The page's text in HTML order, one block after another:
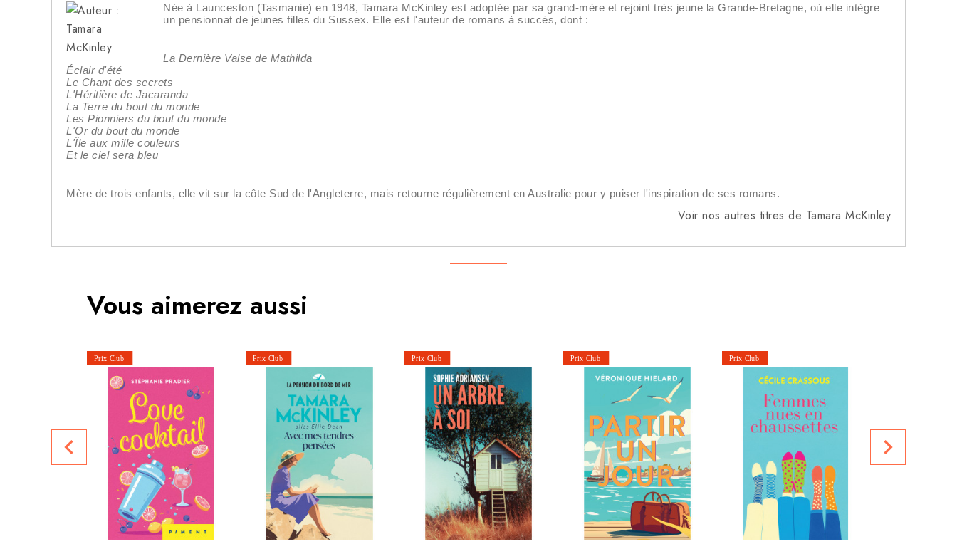
Née à Launceston (Tasmanie) en 1948, Tamara McKinley est adoptée par sa grand-mère et rejoint très jeune la Grande-Bretagne, où elle intègre
un pensionnat de jeunes filles du Sussex. Elle est l'auteur de romans à succès, dont :
La Dernière Valse de Mathilda
Éclair d'été
Le Chant des secrets
L'Héritière de Jacaranda
La Terre du bout du monde
Les Pionniers du bout du monde
L'Or du bout du monde
L'Île aux mille couleurs
Et le ciel sera bleu
Mère de trois enfants, elle vit sur la côte Sud de l'Angleterre, mais retourne régulièrement en Australie pour y puiser l'inspiration de ses romans.
Voir nos autres titres de Tamara McKinley
Vous aimerez aussi
Prix club :
navigate_before navigate_next